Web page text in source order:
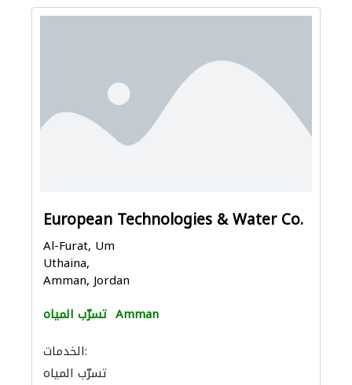
European Technologies & Water Co.
Al-Furat, Um
Uthaina,
Amman, Jordan
تسرّب المياه Amman
الخدمات:
تسرّب المياه